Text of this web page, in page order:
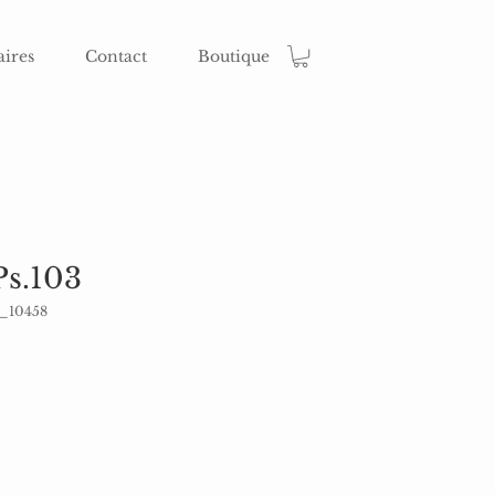
Contact Boutique